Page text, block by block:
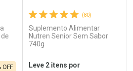
OFF
(80)
Suplemento Alimentar
Nutren Senior Sem Sabor
740g
Leve 2 itens por